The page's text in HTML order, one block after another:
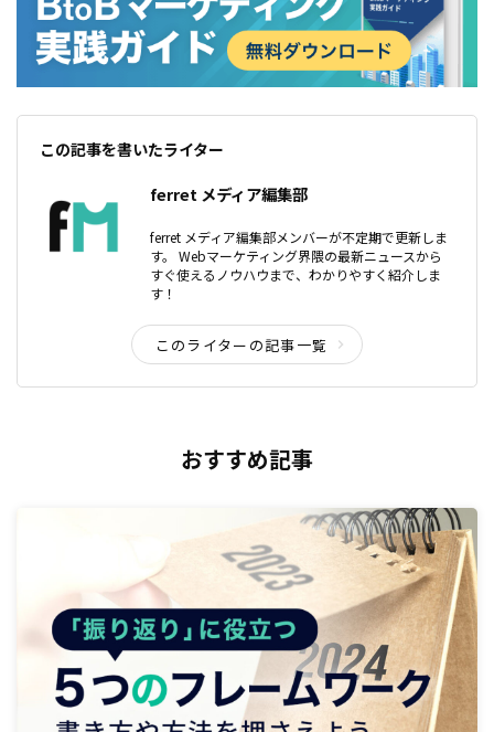
この記事を書いたライター
ferret メディア編集部
ferret メディア編集部メンバーが不定期で更新しま
す。 Webマーケティング界隈の最新ニュースから
すぐ使えるノウハウまで、わかりやすく紹介しま
す！
このライターの記事一覧
おすすめ記事